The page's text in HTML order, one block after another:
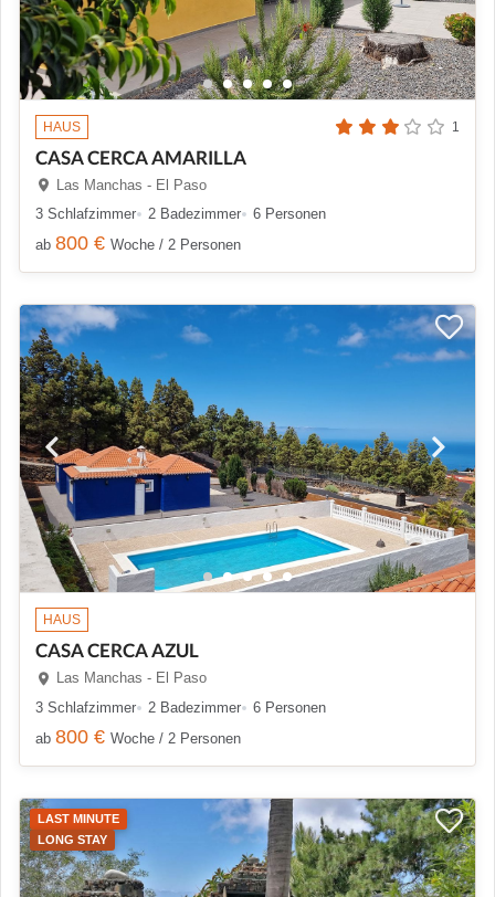
HAUS 1
CASA CERCA AMARILLA
Las Manchas - El Paso
3 Schlafzimmer
2 Badezimmer
6 Personen
ab 800 € Woche / 2 Personen
HAUS
CASA CERCA AZUL
Las Manchas - El Paso
3 Schlafzimmer
2 Badezimmer
6 Personen
ab 800 € Woche / 2 Personen
LAST MINUTE
LONG STAY